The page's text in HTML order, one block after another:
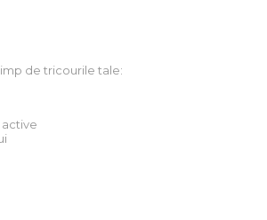
de tricourile tale: